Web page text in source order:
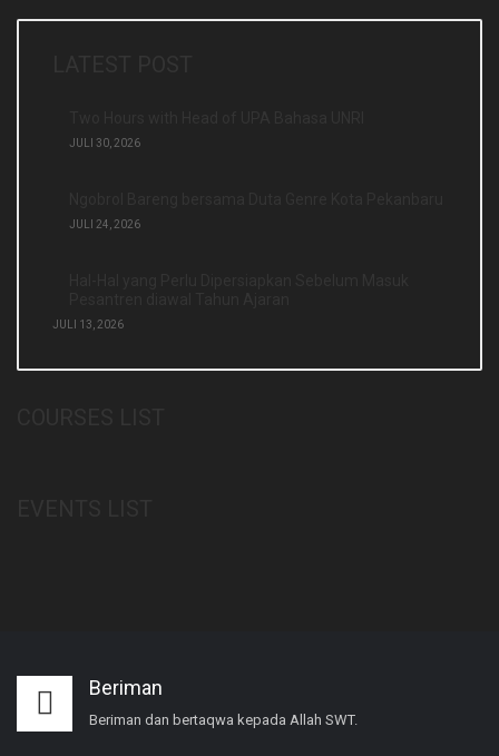
JULI 30, 2026
JULI 24, 2026
JULI 13, 2026
Beriman
Beriman dan bertaqwa kepada Allah SWT.